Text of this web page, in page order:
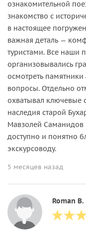
ознакомительной
знакомство с
в настоящее
важная деталь —
туристами. Все наши
организовывались
осмотреть
вопросы. Отдельно
охватывал ключевые
наследия старой
Мавзолей Саманидов
доступно и понятно
экскурсоводу.
5 месяцев назад
Roman B.